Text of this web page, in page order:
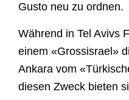
Gusto neu zu ordnen.
Während in Tel Avivs
einem «Grossisrael»
Ankara vom
diesen Zweck bieten